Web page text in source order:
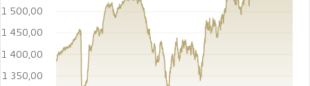
1 350,00
1 400,00
1 450,00
1 500,00